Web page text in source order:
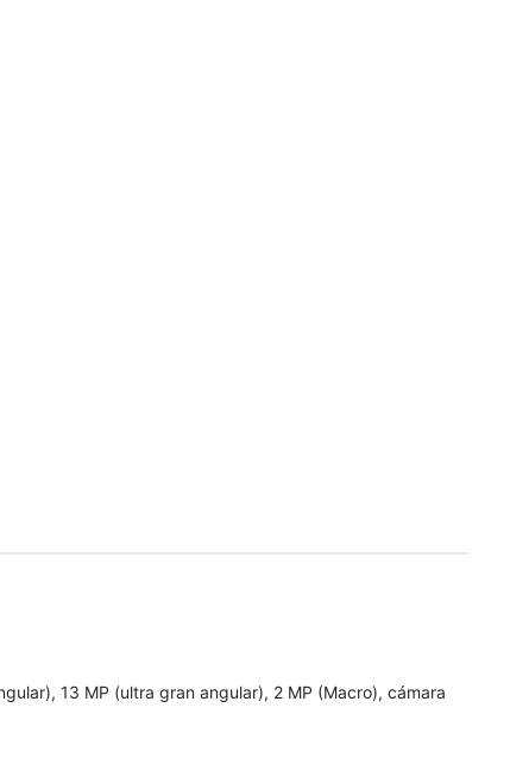
13 MP (ultra gran angular), 2 MP (Macro), cámara